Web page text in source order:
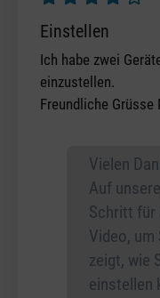
Bewertung mit 4
Einstellen
Ich habe zwei
einzustellen.
Freundliche
Vielen
Auf
Schritt für
Video, um
zeigt, wie
einstellen